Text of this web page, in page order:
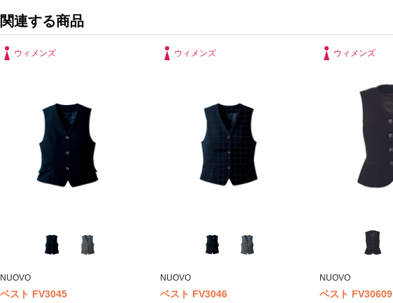
関連する商品
ウィメンズ
NUOVO
ベスト FV3045
ウィメンズ
NUOVO
ベスト FV3046
ウィメンズ
NUOVO
ベスト FV30609